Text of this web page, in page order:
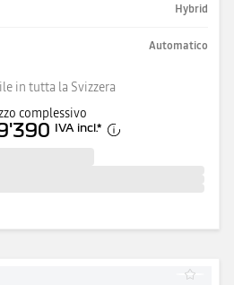
Hybrid
Automatico
in tutta la Svizzera
complessivo
IVA incl.*